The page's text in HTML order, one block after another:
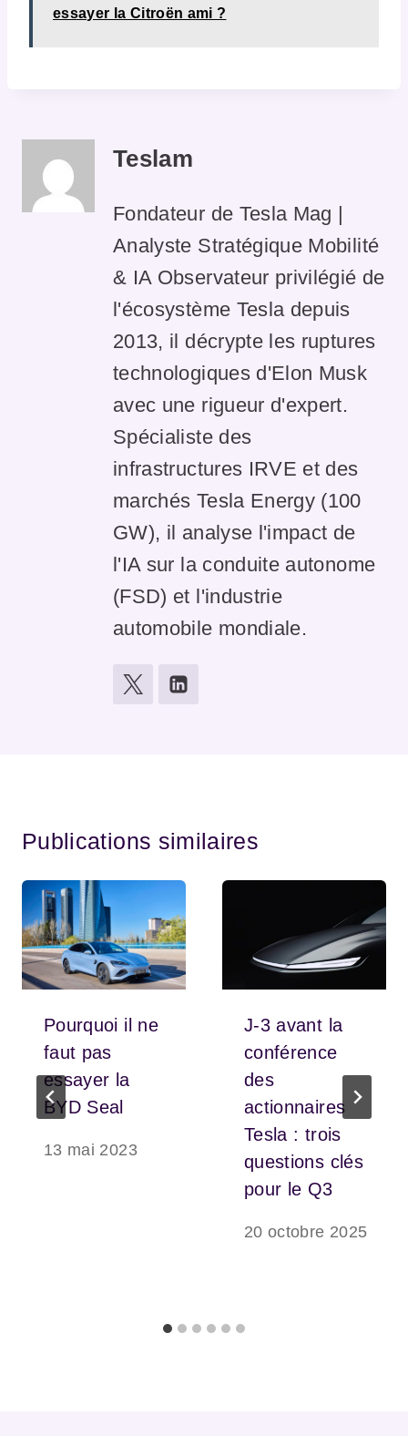
essayer la Citroën ami ?
Teslam
Fondateur de Tesla Mag |
Analyste Stratégique Mobilité
& IA Observateur privilégié de
l'écosystème Tesla depuis
2013, il décrypte les ruptures
technologiques d'Elon Musk
avec une rigueur d'expert.
Spécialiste des
infrastructures IRVE et des
marchés Tesla Energy (100
GW), il analyse l'impact de
l'IA sur la conduite autonome
(FSD) et l'industrie
automobile mondiale.
Publications similaires
Pourquoi il ne
faut pas
essayer la
BYD Seal
13 mai 2023
J-3 avant la
conférence
des
actionnaires
Tesla : trois
questions clés
pour le Q3
20 octobre 2025